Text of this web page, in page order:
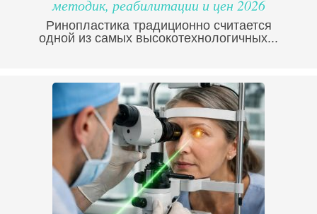
методик, реабилитации и цен 2026
Ринопластика традиционно считается
одной из самых высокотехнологичных...